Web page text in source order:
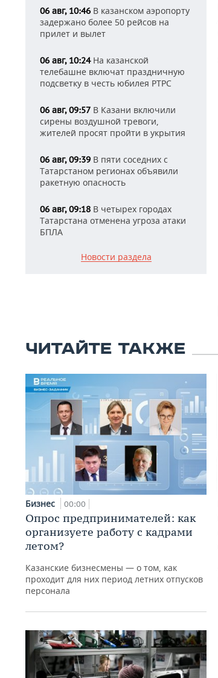
06 авг, 10:46 В казанском аэропорту
задержано более 50 рейсов на
прилет и вылет
06 авг, 10:24На казанской
телебашне включат праздничную
подсветку в честь юбилея РТРС
06 авг, 09:57 В Казани включили
сирены воздушной тревоги,
жителей просят пройти в укрытия
06 авг, 09:39 В пяти соседних с
Татарстаном регионах объявили
ракетную опасность
06 авг, 09:18 В четырех городах
Татарстана отменена угроза атаки
БПЛА
Новости раздела
ЧИТАЙТЕ ТАКЖЕ
Бизнес 00:00
Опрос предпринимателей: как
организуете работу с кадрами
летом?
Казанские бизнесмены — о том, как
проходит для них период летних отпусков
персонала